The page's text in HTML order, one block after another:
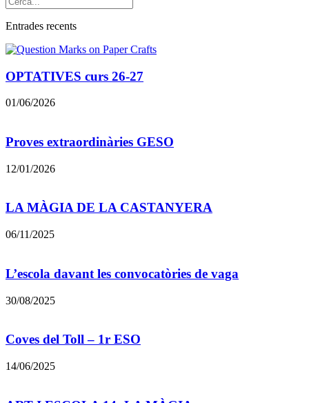
Entrades recents
OPTATIVES curs 26-27
01/06/2026
Proves extraordinàries GESO
12/01/2026
LA MÀGIA DE LA CASTANYERA
06/11/2025
L’escola davant les convocatòries de vaga
30/08/2025
Coves del Toll – 1r ESO
14/06/2025